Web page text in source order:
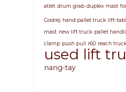
atlet drum grab duplex mast
Godrej hand pallet truck lift-
mast new lift truck pallet
clamp push pull r60 reach truck
used lift
nang-tay